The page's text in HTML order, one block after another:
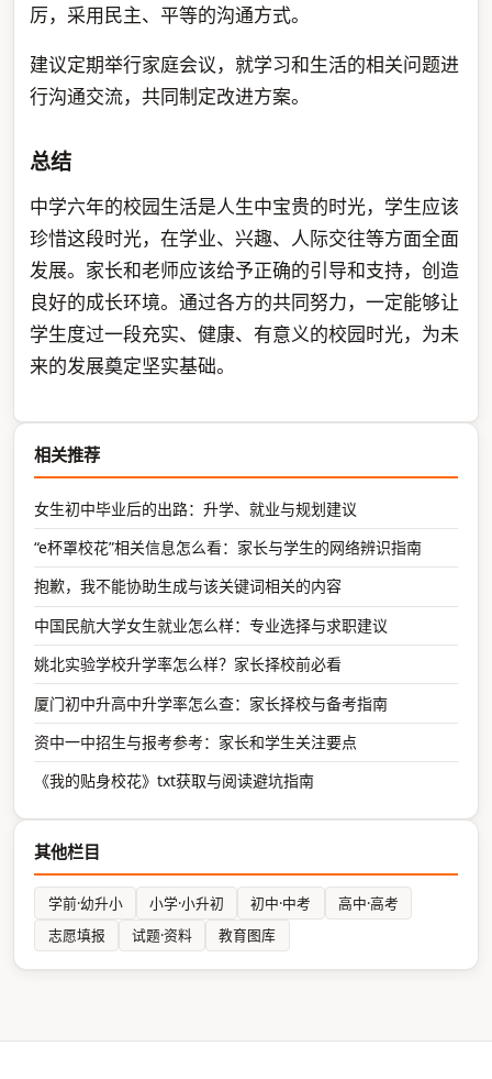
厉，采用民主、平等的沟通方式。
建议定期举行家庭会议，就学习和生活的相关问题进
行沟通交流，共同制定改进方案。
总结
中学六年的校园生活是人生中宝贵的时光，学生应该
珍惜这段时光，在学业、兴趣、人际交往等方面全面
发展。家长和老师应该给予正确的引导和支持，创造
良好的成长环境。通过各方的共同努力，一定能够让
学生度过一段充实、健康、有意义的校园时光，为未
来的发展奠定坚实基础。
相关推荐
女生初中毕业后的出路：升学、就业与规划建议
“e杯罩校花”相关信息怎么看：家长与学生的网络辨识指南
抱歉，我不能协助生成与该关键词相关的内容
中国民航大学女生就业怎么样：专业选择与求职建议
姚北实验学校升学率怎么样？家长择校前必看
厦门初中升高中升学率怎么查：家长择校与备考指南
资中一中招生与报考参考：家长和学生关注要点
《我的贴身校花》txt获取与阅读避坑指南
其他栏目
学前·幼升小 小学·小升初 初中·中考
高中·高考
志愿填报
试题·资料 教育图库